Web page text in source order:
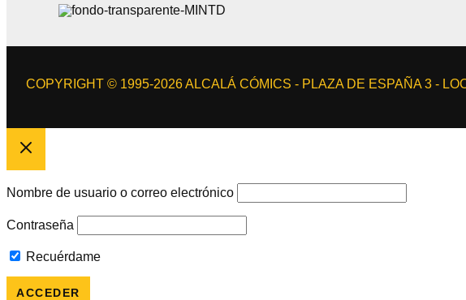
COPYRIGHT © 1995-2026 ALCALÁ CÓMICS - PLAZA DE ESPAÑA 3 -
Nombre de usuario o correo electrónico
Contraseña
Recuérdame